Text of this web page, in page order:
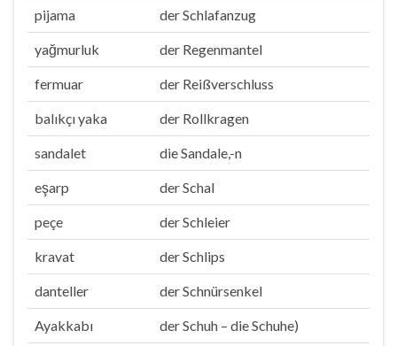
pijama der Schlafanzug
yağmurluk der Regenmantel
fermuar der Reißverschluss
balıkçı yaka der Rollkragen
sandalet die Sandale,-n
eşarp der Schal
peçe der Schleier
kravat der Schlips
danteller der Schnürsenkel
Ayakkabı der Schuh – die Schuhe)